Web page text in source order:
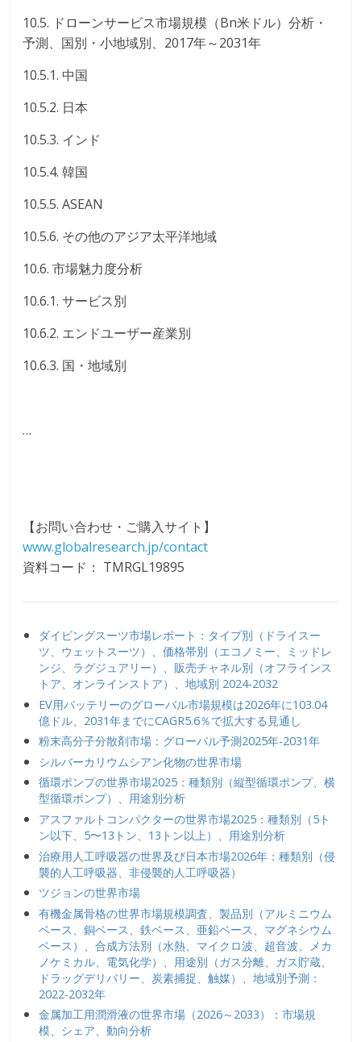
10.5. ドローンサービス市場規模（Bn米ドル）分析・
予測、国別・小地域別、2017年～2031年
10.5.1. 中国
10.5.2. 日本
10.5.3. インド
10.5.4. 韓国
10.5.5. ASEAN
10.5.6. その他のアジア太平洋地域
10.6. 市場魅力度分析
10.6.1. サービス別
10.6.2. エンドユーザー産業別
10.6.3. 国・地域別
…
【お問い合わせ・ご購入サイト】
www.globalresearch.jp/contact
資料コード： TMRGL19895
ダイビングスーツ市場レポート：タイプ別（ドライスー
ツ、ウェットスーツ）、価格帯別（エコノミー、ミッドレ
ンジ、ラグジュアリー）、販売チャネル別（オフラインス
トア、オンラインストア）、地域別 2024-2032
EV用バッテリーのグローバル市場規模は2026年に103.04
億ドル、2031年までにCAGR5.6％で拡大する見通し
粉末高分子分散剤市場：グローバル予測2025年-2031年
シルバーカリウムシアン化物の世界市場
循環ポンプの世界市場2025：種類別（縦型循環ポンプ、横
型循環ポンプ）、用途別分析
アスファルトコンパクターの世界市場2025：種類別（5ト
ン以下、5〜13トン、13トン以上）、用途別分析
治療用人工呼吸器の世界及び日本市場2026年：種類別（侵
襲的人工呼吸器、非侵襲的人工呼吸器）
ツジョンの世界市場
有機金属骨格の世界市場規模調査、製品別（アルミニウム
ベース、銅ベース、鉄ベース、亜鉛ベース、マグネシウム
ベース）、合成方法別（水熱、マイクロ波、超音波、メカ
ノケミカル、電気化学）、用途別（ガス分離、ガス貯蔵、
ドラッグデリバリー、炭素捕捉、触媒）、地域別予測：
2022-2032年
金属加工用潤滑液の世界市場（2026～2033）：市場規
模、シェア、動向分析